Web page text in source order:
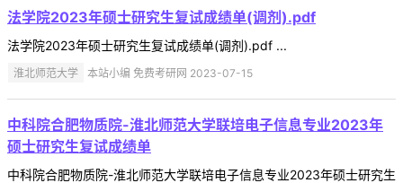
法学院2023年硕士研究生复试成绩单(调剂).pdf
法学院2023年硕士研究生复试成绩单(调剂).pdf ...
淮北师范大学 本站小编 免费考研网 2023-07-15
中科院合肥物质院-淮北师范大学联培电子信息专业2023年
硕士研究生复试成绩单
中科院合肥物质院-淮北师范大学联培电子信息专业2023年硕士研究生